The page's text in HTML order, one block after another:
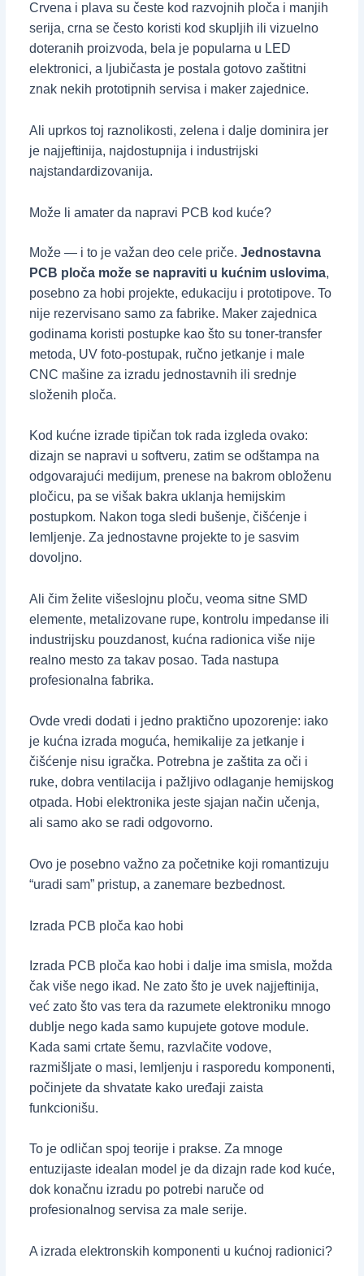
Crvena i plava su česte kod razvojnih ploča i manjih
serija, crna se često koristi kod skupljih ili vizuelno
doteranih proizvoda, bela je popularna u LED
elektronici, a ljubičasta je postala gotovo zaštitni
znak nekih prototipnih servisa i maker zajednice.
Ali uprkos toj raznolikosti, zelena i dalje dominira jer
je najjeftinija, najdostupnija i industrijski
najstandardizovanija.
Može li amater da napravi PCB kod kuće?
Može — i to je važan deo cele priče. Jednostavna
PCB ploča može se napraviti u kućnim uslovima,
posebno za hobi projekte, edukaciju i prototipove. To
nije rezervisano samo za fabrike. Maker zajednica
godinama koristi postupke kao što su toner-transfer
metoda, UV foto-postupak, ručno jetkanje i male
CNC mašine za izradu jednostavnih ili srednje
složenih ploča.
Kod kućne izrade tipičan tok rada izgleda ovako:
dizajn se napravi u softveru, zatim se odštampa na
odgovarajući medijum, prenese na bakrom obloženu
pločicu, pa se višak bakra uklanja hemijskim
postupkom. Nakon toga sledi bušenje, čišćenje i
lemljenje. Za jednostavne projekte to je sasvim
dovoljno.
Ali čim želite višeslojnu ploču, veoma sitne SMD
elemente, metalizovane rupe, kontrolu impedanse ili
industrijsku pouzdanost, kućna radionica više nije
realno mesto za takav posao. Tada nastupa
profesionalna fabrika.
Ovde vredi dodati i jedno praktično upozorenje: iako
je kućna izrada moguća, hemikalije za jetkanje i
čišćenje nisu igračka. Potrebna je zaštita za oči i
ruke, dobra ventilacija i pažljivo odlaganje hemijskog
otpada. Hobi elektronika jeste sjajan način učenja,
ali samo ako se radi odgovorno.
Ovo je posebno važno za početnike koji romantizuju
“uradi sam” pristup, a zanemare bezbednost.
Izrada PCB ploča kao hobi
Izrada PCB ploča kao hobi i dalje ima smisla, možda
čak više nego ikad. Ne zato što je uvek najjeftinija,
već zato što vas tera da razumete elektroniku mnogo
dublje nego kada samo kupujete gotove module.
Kada sami crtate šemu, razvlačite vodove,
razmišljate o masi, lemljenju i rasporedu komponenti,
počinjete da shvatate kako uređaji zaista
funkcionišu.
To je odličan spoj teorije i prakse. Za mnoge
entuzijaste idealan model je da dizajn rade kod kuće,
dok konačnu izradu po potrebi naruče od
profesionalnog servisa za male serije.
A izrada elektronskih komponenti u kućnoj radionici?